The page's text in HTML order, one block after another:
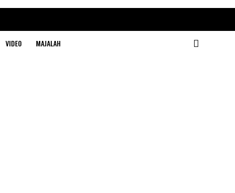
VIDEO MAJALAH